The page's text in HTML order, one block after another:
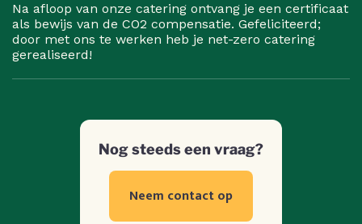
Na afloop van onze catering ontvang je een certificaat
als bewijs van de CO2 compensatie. Gefeliciteerd;
door met ons te werken heb je net-zero catering
gerealiseerd!
Nog steeds een vraag?
Neem contact op